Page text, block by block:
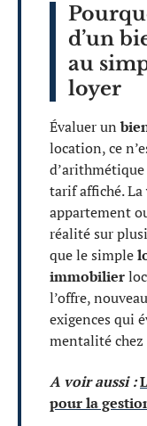
d’un
au
loyer
Évaluer un
location, ce
tarif affiché. La
appartement
réalité sur
que le simple
immobilier
l’offre,
exigences qui
mentalité chez
A voir aussi :
pour la